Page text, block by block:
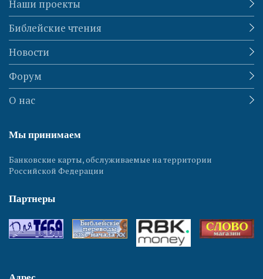
Наши проекты
Библейские чтения
Новости
Форум
О нас
Мы принимаем
Банковские карты, обслуживаемые на территории
Российской Федерации
Партнеры